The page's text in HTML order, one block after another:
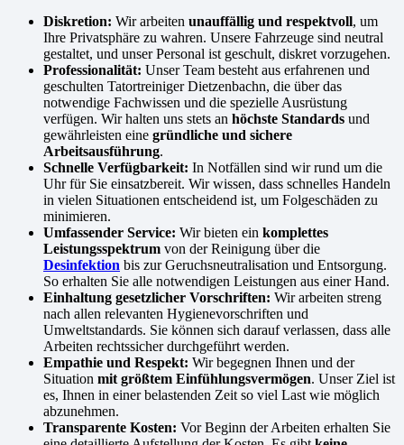
Diskretion: Wir arbeiten unauffällig und respektvoll, um
Ihre Privatsphäre zu wahren. Unsere Fahrzeuge sind neutral
gestaltet, und unser Personal ist geschult, diskret vorzugehen.
Professionalität: Unser Team besteht aus erfahrenen und
geschulten Tatortreiniger Dietzenbachn, die über das
notwendige Fachwissen und die spezielle Ausrüstung
verfügen. Wir halten uns stets an höchste Standards und
gewährleisten eine gründliche und sichere
Arbeitsausführung.
Schnelle Verfügbarkeit: In Notfällen sind wir rund um die
Uhr für Sie einsatzbereit. Wir wissen, dass schnelles Handeln
in vielen Situationen entscheidend ist, um Folgeschäden zu
minimieren.
Umfassender Service: Wir bieten ein komplettes
Leistungsspektrum von der Reinigung über die
Desinfektion bis zur Geruchsneutralisation und Entsorgung.
So erhalten Sie alle notwendigen Leistungen aus einer Hand.
Einhaltung gesetzlicher Vorschriften: Wir arbeiten streng
nach allen relevanten Hygienevorschriften und
Umweltstandards. Sie können sich darauf verlassen, dass alle
Arbeiten rechtssicher durchgeführt werden.
Empathie und Respekt: Wir begegnen Ihnen und der
Situation mit größtem Einfühlungsvermögen. Unser Ziel ist
es, Ihnen in einer belastenden Zeit so viel Last wie möglich
abzunehmen.
Transparente Kosten: Vor Beginn der Arbeiten erhalten Sie